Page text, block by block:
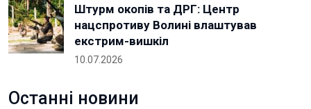
Штурм окопів та ДРГ: Центр
нацспротиву Волині влаштував
екстрим-вишкіл
10.07.2026
Останні новини